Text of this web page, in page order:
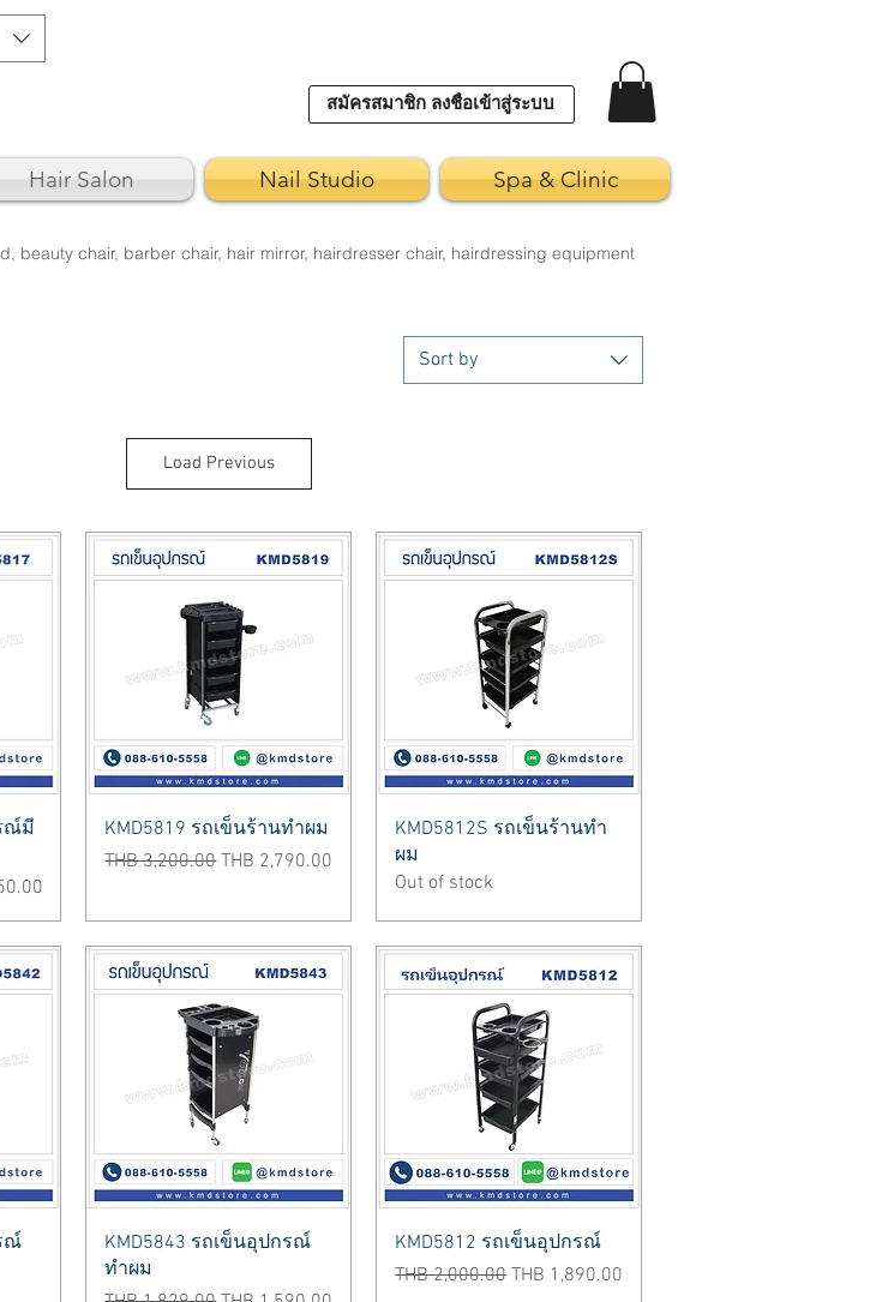
สมัครสมาชิก ลงชื่อเข้าสู่ระบบ
Hair Salon Nail Studio Spa & Clinic
beauty chair, barber chair, hair mirror, hairdresser chair, hairdressing equipment
Sort by
Load Previous
ณ์มี
Quick View
KMD5819 รถเข็นร้านทำผม
Regular Price
THB 3,200.00Sale Price
THB 2,790.00
Quick View
KMD5812S รถเข็นร้านทำ
ผม
Out of stock
ณ์
Quick View
KMD5843 รถเข็นอุปกรณ์
ทำผม
Quick View
KMD5812 รถเข็นอุปกรณ์
Regular Price
THB 2,000.00Sale Price
THB 1,890.00